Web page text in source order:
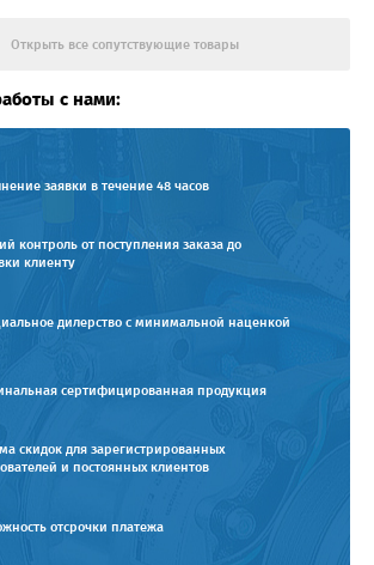
Открыть все сопутствующие товары
с нами:
заявки в течение 48 часов
контроль от поступления заказа до
клиенту
дилерство с минимальной наценкой
сертифицированная продукция
скидок для зарегистрированных
и постоянных клиентов
отсрочки платежа